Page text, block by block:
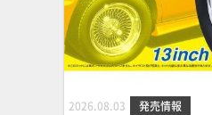
2026.08.03 発売情報